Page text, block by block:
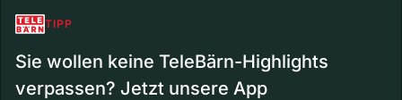
TIPP
Sie wollen keine TeleBärn-Highlights
verpassen? Jetzt unsere App